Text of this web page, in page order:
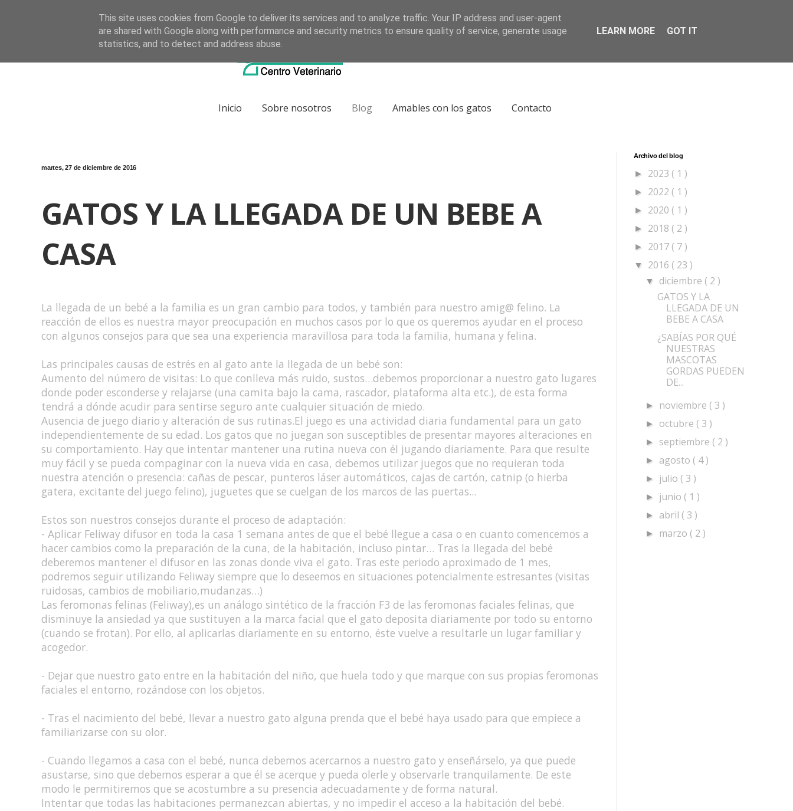
Calle Puerto de Somiedo, n 5 bajo interior, El Polígono, Gijón, 33207 984154568
Inicio Sobre nosotros Blog Amables con los gatos Contacto
martes, 27 de diciembre de 2016
GATOS Y LA LLEGADA DE UN BEBE A
CASA
La llegada de un bebé a la familia es un gran cambio para todos, y también para nuestro amig@ felino. La
reacción de ellos es nuestra mayor preocupación en muchos casos por lo que os queremos ayudar en el proceso
con algunos consejos para que sea una experiencia maravillosa para toda la familia, humana y felina.
Las principales causas de estrés en al gato ante la llegada de un bebé son:
Aumento del número de visitas: Lo que conlleva más ruido, sustos…debemos proporcionar a nuestro gato lugares
donde poder esconderse y relajarse (una camita bajo la cama, rascador, plataforma alta etc.), de esta forma
tendrá a dónde acudir para sentirse seguro ante cualquier situación de miedo.
Ausencia de juego diario y alteración de sus rutinas.El juego es una actividad diaria fundamental para un gato
independientemente de su edad. Los gatos que no juegan son susceptibles de presentar mayores alteraciones en
su comportamiento. Hay que intentar mantener una rutina nueva con él jugando diariamente. Para que resulte
muy fácil y se pueda compaginar con la nueva vida en casa, debemos utilizar juegos que no requieran toda
nuestra atención o presencia: cañas de pescar, punteros láser automáticos, cajas de cartón, catnip (o hierba
gatera, excitante del juego felino), juguetes que se cuelgan de los marcos de las puertas...
Estos son nuestros consejos durante el proceso de adaptación:
- Aplicar Feliway difusor en toda la casa 1 semana antes de que el bebé llegue a casa o en cuanto comencemos a
hacer cambios como la preparación de la cuna, de la habitación, incluso pintar… Tras la llegada del bebé
deberemos mantener el difusor en las zonas donde viva el gato. Tras este periodo aproximado de 1 mes,
podremos seguir utilizando Feliway siempre que lo deseemos en situaciones potencialmente estresantes (visitas
ruidosas, cambios de mobiliario,mudanzas…)
Las feromonas felinas (Feliway),es un análogo sintético de la fracción F3 de las feromonas faciales felinas, que
disminuye la ansiedad ya que sustituyen a la marca facial que el gato deposita diariamente por todo su entorno
(cuando se frotan). Por ello, al aplicarlas diariamente en su entorno, éste vuelve a resultarle un lugar familiar y
acogedor.
- Dejar que nuestro gato entre en la habitación del niño, que huela todo y que marque con sus propias feromonas
faciales el entorno, rozándose con los objetos.
- Tras el nacimiento del bebé, llevar a nuestro gato alguna prenda que el bebé haya usado para que empiece a
familiarizarse con su olor.
- Cuando llegamos a casa con el bebé, nunca debemos acercarnos a nuestro gato y enseñárselo, ya que puede
asustarse, sino que debemos esperar a que él se acerque y pueda olerle y observarle tranquilamente. De este
modo le permitiremos que se acostumbre a su presencia adecuadamente y de forma natural.
Intentar que todas las habitaciones permanezcan abiertas, y no impedir el acceso a la habitación del bebé.
Archivo del blog
► 2023 ( 1 )
► 2022 ( 1 )
► 2020 ( 1 )
► 2018 ( 2 )
► 2017 ( 7 )
▼ 2016 ( 23 )
▼ diciembre ( 2 )
GATOS Y LA
LLEGADA DE UN
BEBE A CASA
¿SABÍAS POR QUÉ
NUESTRAS
MASCOTAS
GORDAS PUEDEN
DE...
► noviembre ( 3 )
► octubre ( 3 )
► septiembre ( 2 )
► agosto ( 4 )
► julio ( 3 )
► junio ( 1 )
► abril ( 3 )
► marzo ( 2 )
This site uses cookies from Google to deliver its services and to analyze traffic. Your IP address and user-agent
are shared with Google along with performance and security metrics to ensure quality of service, generate usage
statistics, and to detect and address abuse.
LEARN MORE GOT IT